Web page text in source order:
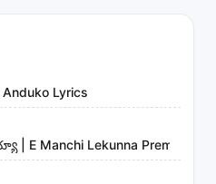
Lyrics
E Manchi Lekunna